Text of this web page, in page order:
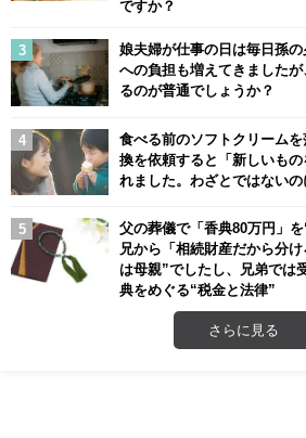
ですか？
娘夫婦が仕事の日は毎日孫
への負担も増えてきました
るのが普通でしょうか？
食べる前のソフトクリーム
換を依頼すると「新しいも
れました。わざとではない
父の葬儀で「香典80万円」
兄から「相続財産だから分
は母親”でしたし、兄弟では
典をめぐる“税金と法律”
さらに見る